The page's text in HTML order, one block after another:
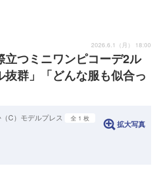
立つミニワンピコーデ2ル
抜群」「どんな服も似合っ
2026.6.1（月） 18:00
C）モデルプレス 全 1 枚
拡大写真